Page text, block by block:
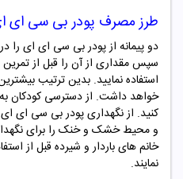
طرز مصرف پودر بی سی ای
دو پیمانه از پودر بی سی ای ای را
سپس مقداری از آن را قبل از تمرین
استفاده نمایید. بدین ترتیب
خواهد داشت. از دسترسی کودکان
کنید. از نگهداری پودر بی سی ای ای
و محیط خشک و خنک را برای
خانم های باردار و شیرده قبل از
نمایند.